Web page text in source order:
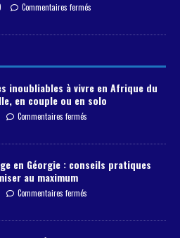
Commentaires fermés
inoubliables à vivre en Afrique du
en couple ou en solo
Commentaires fermés
en Géorgie : conseils pratiques
au maximum
Commentaires fermés